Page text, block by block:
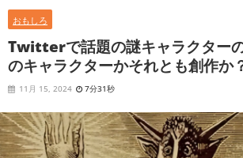
おもしろ
Twitterで話題の謎キャラクター
のキャラクターかそれとも創作か
11月 15, 2024 7分31秒